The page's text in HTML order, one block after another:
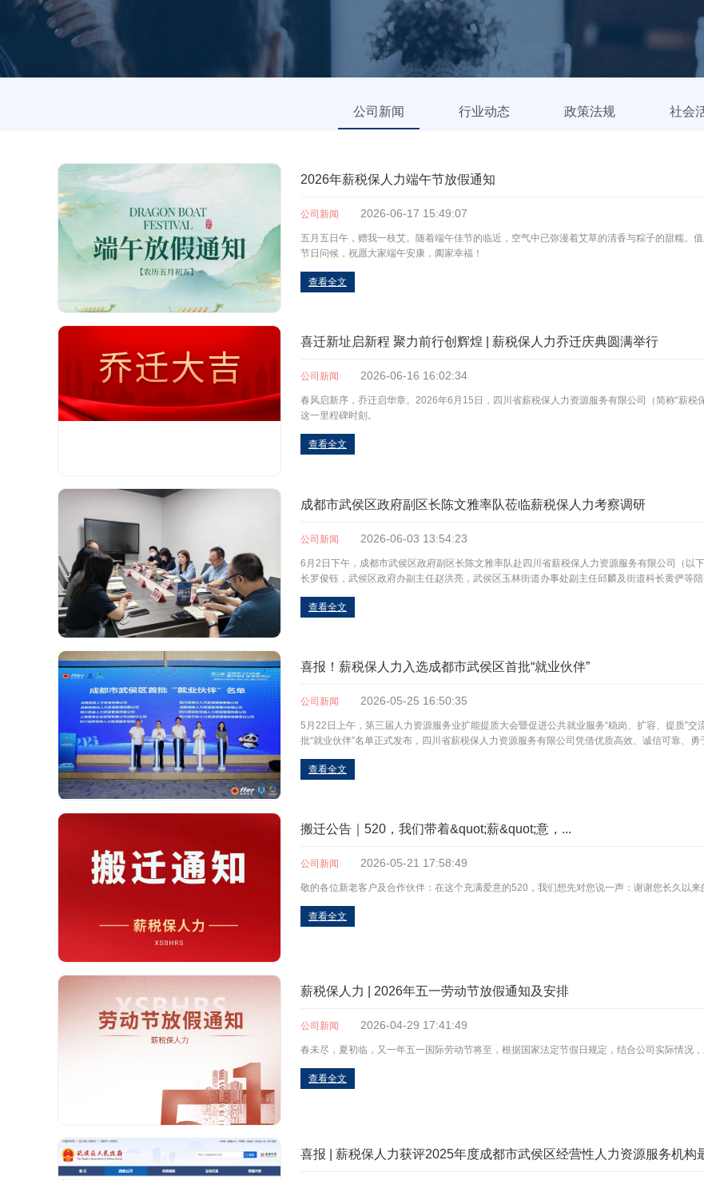
公司新闻 行业动态 政策法规 社会
2026年薪税保人力端午节放假通知
公司新闻 2026-06-17 15:49:07
五月五日午，赠我一枝艾。随着端午佳节的临近，空气中已弥漫着艾草的清香与粽子的甜糯。
节日问候，祝愿大家端午安康，阖家幸福！
查看全文
喜迁新址启新程 聚力前行创辉煌 | 薪税保人力乔迁庆典圆满举行
公司新闻 2026-06-16 16:02:34
春风启新序，乔迁启华章。2026年6月15日，四川省薪税保人力资源服务有限公司（简称“薪
这一里程碑时刻。
查看全文
成都市武侯区政府副区长陈文雅率队莅临薪税保人力考察调研
公司新闻 2026-06-03 13:54:23
6月2日下午，成都市武侯区政府副区长陈文雅率队赴四川省薪税保人力资源服务有限公司（以
长罗俊钰，武侯区政府办副主任赵洪亮，武侯区玉林街道办事处副主任邱麟及街道科长黄俨等陪
查看全文
喜报！薪税保人力入选成都市武侯区首批“就业伙伴”
公司新闻 2026-05-25 16:50:35
5月22日上午，第三届人力资源服务业扩能提质大会暨促进公共就业服务“稳岗、扩容、提质”
批“就业伙伴”名单正式发布，四川省薪税保人力资源服务有限公司凭借优质高效、诚信可靠、勇
查看全文
搬迁公告｜520，我们带着&quot;薪&quot;意，...
公司新闻 2026-05-21 17:58:49
敬的各位新老客户及合作伙伴：在这个充满爱意的520，我们想先对您说一声：谢谢您长久以
查看全文
薪税保人力 | 2026年五一劳动节放假通知及安排
公司新闻 2026-04-29 17:41:49
春未尽，夏初临，又一年五一国际劳动节将至，根据国家法定节假日规定，结合公司实际情况
查看全文
喜报 | 薪税保人力获评2025年度成都市武侯区经营性人力资源服务机构